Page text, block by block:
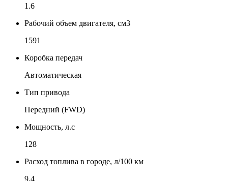
1.6
Рабочий объем двигателя, см3
1591
Коробка передач
Автоматическая
Тип привода
Передний (FWD)
Мощность, л.с
128
Расход топлива в городе, л/100 км
9.4